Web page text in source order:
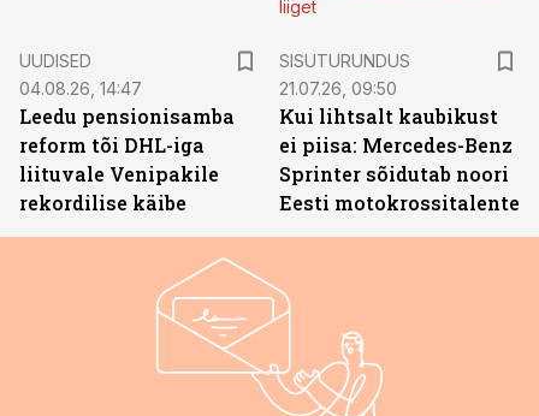
liiget
UUDISED
04.08.26, 14:47
Leedu pensionisamba
reform tõi DHL-iga
liituvale Venipakile
rekordilise käibe
SISUTURUNDUS
21.07.26, 09:50
Kui lihtsalt kaubikust
ei piisa: Mercedes-Benz
Sprinter sõidutab noori
Eesti motokrossitalente